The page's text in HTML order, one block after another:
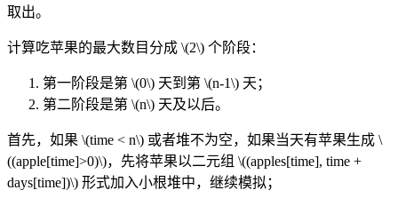
取出。
计算吃苹果的最大数目分成 \(2\) 个阶段：
第一阶段是第 \(0\) 天到第 \(n-1\) 天；
第二阶段是第 \(n\) 天及以后。
首先，如果 \(time < n\) 或者堆不为空，如果当天有苹果生成 \
((apple[time]>0)\)，先将苹果以二元组 \((apples[time], time +
days[time])\) 形式加入小根堆中，继续模拟；